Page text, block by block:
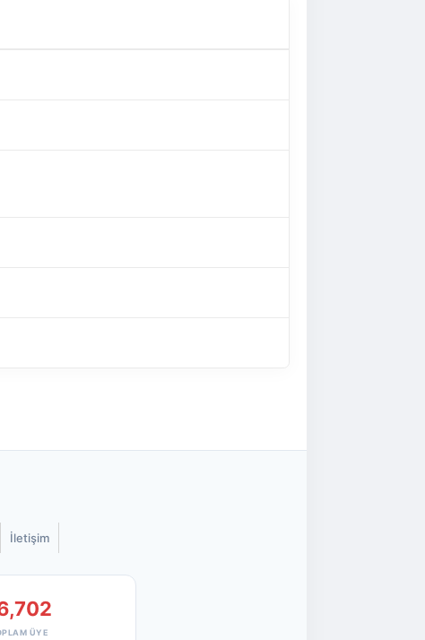
İletişim
ÜYE